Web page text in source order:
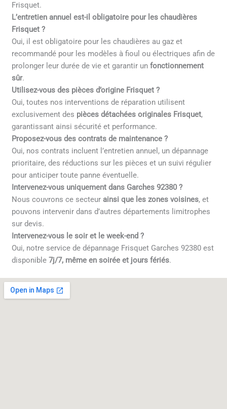
Frisquet.
L’entretien annuel est-il obligatoire pour les chaudières
Frisquet ?
Oui, il est obligatoire pour les chaudières au gaz et
recommandé pour les modèles à fioul ou électriques afin de
prolonger leur durée de vie et garantir unfonctionnement
sûr.
Utilisez-vous des pièces d’origine Frisquet ?
Oui, toutes nos interventions de réparation utilisent
exclusivement des pièces détachées originales Frisquet,
garantissant ainsi sécurité et performance.
Proposez-vous des contrats de maintenance ?
Oui, nos contrats incluent l’entretien annuel, un dépannage
prioritaire, des réductions sur les pièces et un suivi régulier
pour anticiper toute panne éventuelle.
Intervenez-vous uniquement dans Garches 92380 ?
Nous couvrons ce secteur ainsi que les zones voisines, et
pouvons intervenir dans d’autres départements limitrophes
sur devis.
Intervenez-vous le soir et le week-end ?
Oui, notre service de dépannage Frisquet Garches 92380 est
disponible7j/7, même en soirée et jours fériés.